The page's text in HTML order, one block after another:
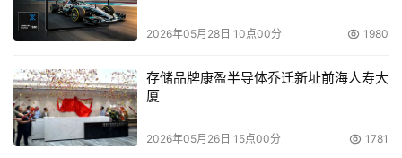
博科日前宣布将仿效EMC和NetApp，将业务重心从硬件
与其它厂商合作以及内部研发两种途径，获取更多的存储管
理软件技术。
2026年05月28日 10点00分 1980
存储品牌康盈半导体乔迁新址前海人寿大
厦
2026年05月26日 15点00分 1781